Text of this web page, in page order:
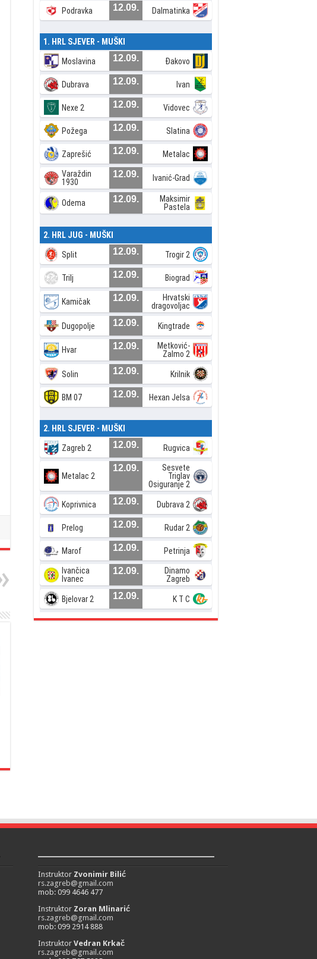
Podravka 12.09. Dalmatinka
1. HRL SJEVER - MUŠKI
Moslavina 12.09. Đakovo
Dubrava 12.09. Ivan
Nexe 2 12.09. Vidovec
Požega 12.09. Slatina
Zaprešić 12.09. Metalac
Varaždin
1930
12.09. Ivanić-Grad
Odema 12.09.
Maksimir
Pastela
2. HRL JUG - MUŠKI
Split 12.09. Trogir 2
Trilj 12.09. Biograd
Kamičak 12.09.
Hrvatski
dragovoljac
Dugopolje 12.09. Kingtrade
Hvar 12.09.
Metković-
Zalmo 2
Solin 12.09. Krilnik
BM 07 12.09. Hexan Jelsa
2. HRL SJEVER - MUŠKI
Zagreb 2 12.09. Rugvica
Metalac 2
12.09.
Sesvete
Triglav
Osiguranje 2
Koprivnica 12.09. Dubrava 2
Prelog 12.09. Rudar 2
Marof 12.09. Petrinja
Ivančica
Ivanec
12.09.
Dinamo
Zagreb
Bjelovar 2 12.09. K T C
___________________________
Instruktor Zvonimir Bilić
rs.zagreb@gmail.com
mob: 099 4646 477
Instruktor Zoran Mlinarić
rs.zagreb@gmail.com
mob: 099 2914 888
Instruktor Vedran Krkač
rs.zagreb@gmail.com